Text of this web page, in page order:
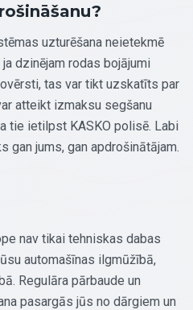
uzturēšana neietekmē
dzinējam rodas bojājumi
tas var tikt uzskatīts par
atteikt izmaksu segšanu
tie ietilpst KASKO polisē. Labi
gan jums, gan apdrošinātājam.
nav tikai tehniskas dabas
automašīnas ilgmūžībā,
Regulāra pārbaude un
pasargās jūs no dārgiem un